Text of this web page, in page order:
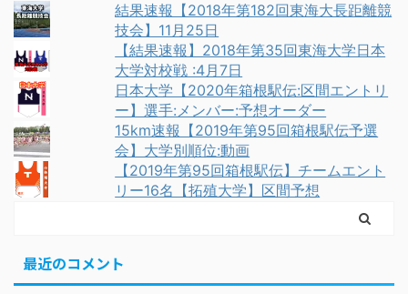
結果速報【2018年第182回東海大長距離競
技会】11月25日
【結果速報】2018年第35回東海大学日本
大学対校戦 :4月7日
日本大学【2020年箱根駅伝:区間エントリ
ー】選手:メンバー:予想オーダー
15km速報【2019年第95回箱根駅伝予選
会】大学別順位:動画
【2019年第95回箱根駅伝】チームエント
リー16名【拓殖大学】区間予想
最近のコメント